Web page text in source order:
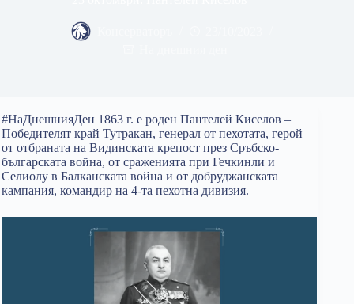
#НаДнешнияДен 1863 г. е роден Пантелей Киселов –
Победителят край Тутракан, генерал от пехотата, герой
от отбраната на Видинската крепост през Сръбско-
българската война, от сраженията при Гечкинли и
Селиолу в Балканската война и от добруджанската
кампания, командир на 4-та пехотна дивизия.